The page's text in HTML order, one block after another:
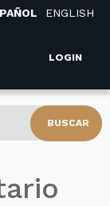
ENGLISH
LOGIN
BUSCAR